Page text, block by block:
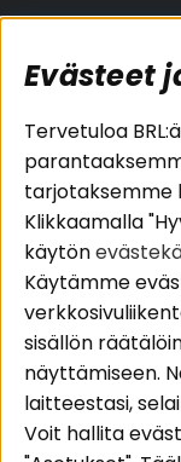
Suositut
Autostereot
Kaiuttimet
Kaapelit
Alueet
Autohifi
Evästeet
Tervetuloa
tarjotaksemme
Klikkaamalla
käytön
Käytämme
sisällön
näyttämiseen.
laitteestasi,
Voit hallita